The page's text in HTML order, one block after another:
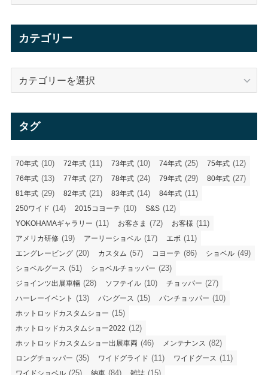
カテゴリー
タグ
70年式 (10) 72年式 (11) 73年式 (10) 74年式 (25) 75年式 (12)
76年式 (13) 77年式 (27) 78年式 (24) 79年式 (29) 80年式 (27)
81年式 (29) 82年式 (21) 83年式 (14) 84年式 (11)
250ワイド (14) 2015コヨーテ (10) S&S (12)
YOKOHAMAギャラリー (11) お客さま (72) お客様 (11)
アメリカ研修 (19) アーリーショベル (17) エボ (11)
エングレービング (20) カスタム (57) コヨーテ (86) ショベル (49)
ショベルグース (51) ショベルチョッパー (23)
ジョインツ出展車輛 (28) ソフテイル (10) チョッパー (27)
ハーレーイベント (13) パングース (15) パンチョッパー (10)
ホットロッドカスタムショー (15)
ホットロッドカスタムショー2022 (12)
ホットロッドカスタムショー出展車両 (46) メンテナンス (82)
ロングチョッパー (35) ワイドグライド (11) ワイドグース (11)
(25) (84) (15)